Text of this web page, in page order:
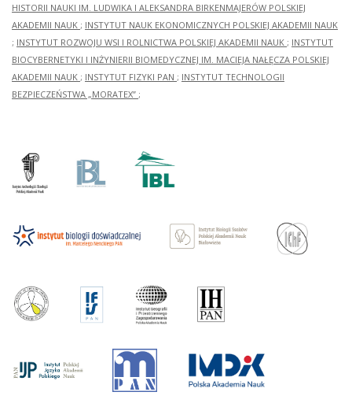
HISTORII NAUKI IM. LUDWIKA I ALEKSANDRA BIRKENMAJERÓW POLSKIEJ
AKADEMII NAUK ; INSTYTUT NAUK EKONOMICZNYCH POLSKIEJ AKADEMII NAUK
; INSTYTUT ROZWOJU WSI I ROLNICTWA POLSKIEJ AKADEMII NAUK ; INSTYTUT
BIOCYBERNETYKI I INŻYNIERII BIOMEDYCZNEJ IM. MACIEJA NAŁĘCZA POLSKIEJ
AKADEMII NAUK ; INSTYTUT FIZYKI PAN ; INSTYTUT TECHNOLOGII
BEZPIECZEŃSTWA „MORATEX” ;